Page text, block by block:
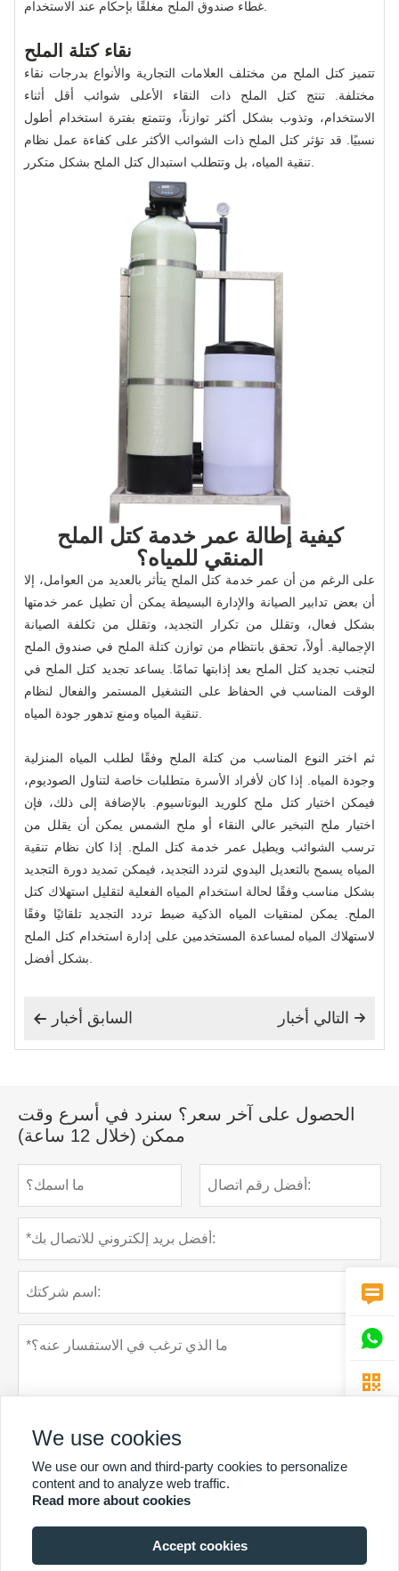
نقاء كتلة الملح
تتميز كتل الملح من مختلف العلامات التجارية والأنواع بدرجات نقاء
مختلفة. تنتج كتل الملح ذات النقاء الأعلى شوائب أقل أثناء
الاستخدام، وتذوب بشكل أكثر توازناً، وتتمتع بفترة استخدام أطول
نسبيًا. قد تؤثر كتل الملح ذات الشوائب الأكثر على كفاءة عمل نظام
كيفية إطالة عمر خدمة كتل الملح
المنقي للمياه؟
على الرغم من أن عمر خدمة كتل الملح يتأثر بالعديد من العوامل، إلا
أن بعض تدابير الصيانة والإدارة البسيطة يمكن أن تطيل عمر خدمتها
بشكل فعال، وتقلل من تكرار التجديد، وتقلل من تكلفة الصيانة
الإجمالية. أولاً، تحقق بانتظام من توازن كتلة الملح في صندوق الملح
لتجنب تجديد كتل الملح بعد إذابتها تمامًا. يساعد تجديد كتل الملح في
الوقت المناسب في الحفاظ على التشغيل المستمر والفعال لنظام
ثم اختر النوع المناسب من كتلة الملح وفقًا لطلب المياه المنزلية
وجودة المياه. إذا كان لأفراد الأسرة متطلبات خاصة لتناول الصوديوم،
فيمكن اختيار كتل ملح كلوريد البوتاسيوم. بالإضافة إلى ذلك، فإن
اختيار ملح التبخير عالي النقاء أو ملح الشمس يمكن أن يقلل من
ترسب الشوائب ويطيل عمر خدمة كتل الملح. إذا كان نظام تنقية
المياه يسمح بالتعديل اليدوي لتردد التجديد، فيمكن تمديد دورة التجديد
بشكل مناسب وفقًا لحالة استخدام المياه الفعلية لتقليل استهلاك كتل
الملح. يمكن لمنقيات المياه الذكية ضبط تردد التجديد تلقائيًا وفقًا
لاستهلاك المياه لمساعدة المستخدمين على إدارة استخدام كتل الملح
 السابق أخبار  التالي أخبار
الحصول على آخر سعر؟ سنرد في أسرع وقت
ممكن (خلال 12 ساعة)
تقدم سياسة خاصة



We use cookies
We use our own and third-party cookies to personalize
content and to analyze web traffic.
Read more about cookies
Accept cookies